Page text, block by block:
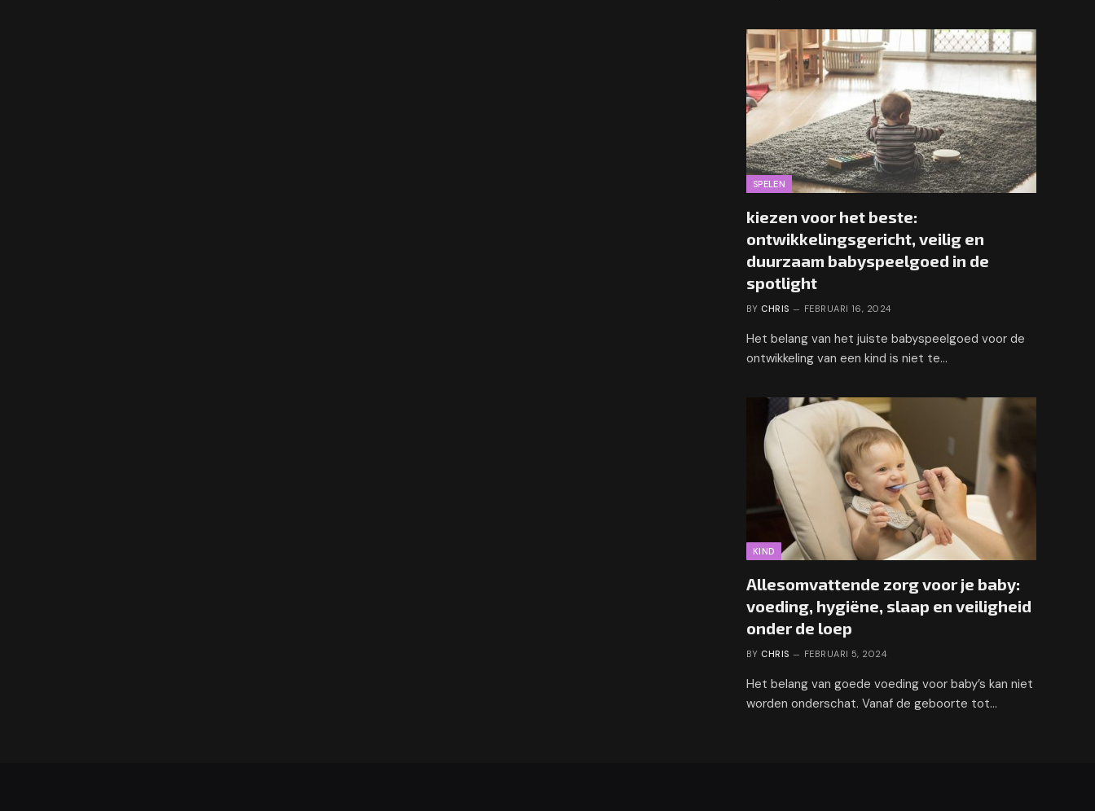
SPELEN
kiezen voor het beste:
ontwikkelingsgericht, veilig en
duurzaam babyspeelgoed in de
spotlight
BY CHRIS FEBRUARI 16, 2024
Het belang van het juiste babyspeelgoed voor de
ontwikkeling van een kind is niet te…
KIND
Allesomvattende zorg voor je baby:
voeding, hygiëne, slaap en veiligheid
onder de loep
BY CHRIS FEBRUARI 5, 2024
Het belang van goede voeding voor baby’s kan niet
worden onderschat. Vanaf de geboorte tot…